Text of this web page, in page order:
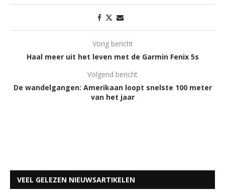
Vorig bericht
Haal meer uit het leven met de Garmin Fenix 5s
Volgend bericht
De wandelgangen: Amerikaan loopt snelste 100 meter
van het jaar
VEEL GELEZEN NIEUWSARTIKELEN